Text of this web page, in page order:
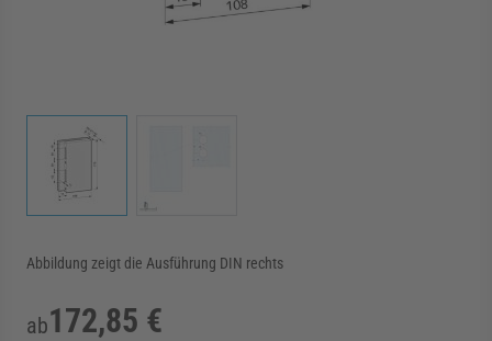
für Kategorie Angebote anzeigen
View larger image
Abbildung zeigt die Ausführung DIN rechts
ab172,85 €